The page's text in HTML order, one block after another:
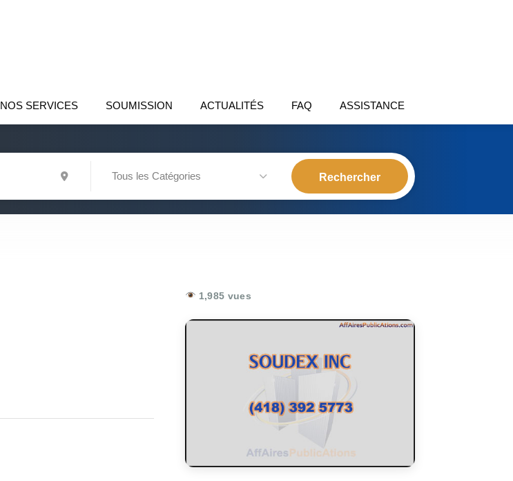
NOS SERVICES SOUMISSION ACTUALITÉS FAQ ASSISTANCE
Tous les Catégories
1,985 vues